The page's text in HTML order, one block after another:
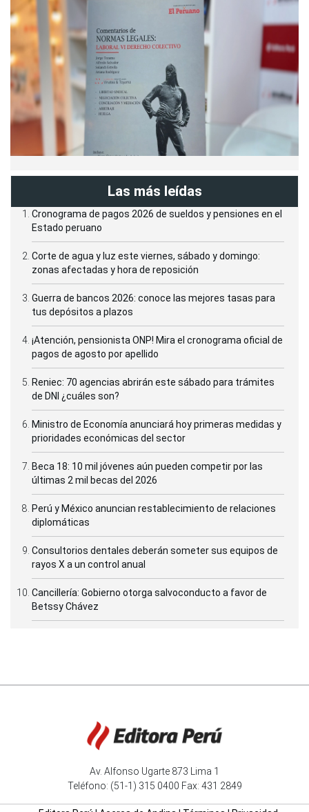
Las más leídas
Cronograma de pagos 2026 de sueldos y pensiones en el
Estado peruano
Corte de agua y luz este viernes, sábado y domingo:
zonas afectadas y hora de reposición
Guerra de bancos 2026: conoce las mejores tasas para
tus depósitos a plazos
¡Atención, pensionista ONP! Mira el cronograma oficial de
pagos de agosto por apellido
Reniec: 70 agencias abrirán este sábado para trámites
de DNI ¿cuáles son?
Ministro de Economía anunciará hoy primeras medidas y
prioridades económicas del sector
Beca 18: 10 mil jóvenes aún pueden competir por las
últimas 2 mil becas del 2026
Perú y México anuncian restablecimiento de relaciones
diplomáticas
Consultorios dentales deberán someter sus equipos de
rayos X a un control anual
Cancillería: Gobierno otorga salvoconducto a favor de
Betssy Chávez
Av. Alfonso Ugarte 873 Lima 1
Teléfono: (51-1) 315 0400 Fax: 431 2849